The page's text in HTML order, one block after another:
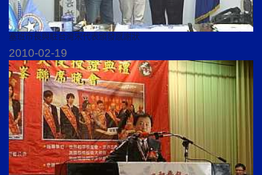
塞班市長與駐台灣宋代表頒發感謝狀
2010-02-19